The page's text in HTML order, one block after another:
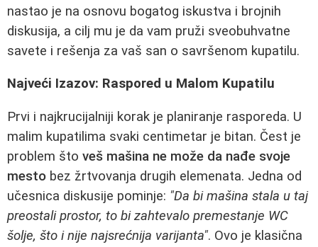
nastao je na osnovu bogatog iskustva i brojnih
diskusija, a cilj mu je da vam pruži sveobuhvatne
savete i rešenja za vaš san o savršenom kupatilu.
Najveći Izazov: Raspored u Malom Kupatilu
Prvi i najkrucijalniji korak je planiranje rasporeda. U
malim kupatilima svaki centimetar je bitan. Čest je
problem što veš mašina ne može da nađe svoje
mesto bez žrtvovanja drugih elemenata. Jedna od
učesnica diskusije pominje: "Da bi mašina stala u taj
preostali prostor, to bi zahtevalo premestanje WC
šolje, što i nije najsrećnija varijanta". Ovo je klasična